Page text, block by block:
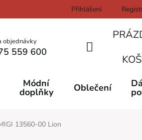
Přihlášení
objednávky
559 600
NÁKUPNÍ
KOŠÍK
Módní
doplňky Oblečení
13560-00 Lion